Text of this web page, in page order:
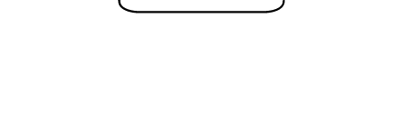
Heb je onze SALE pagina al gezien?